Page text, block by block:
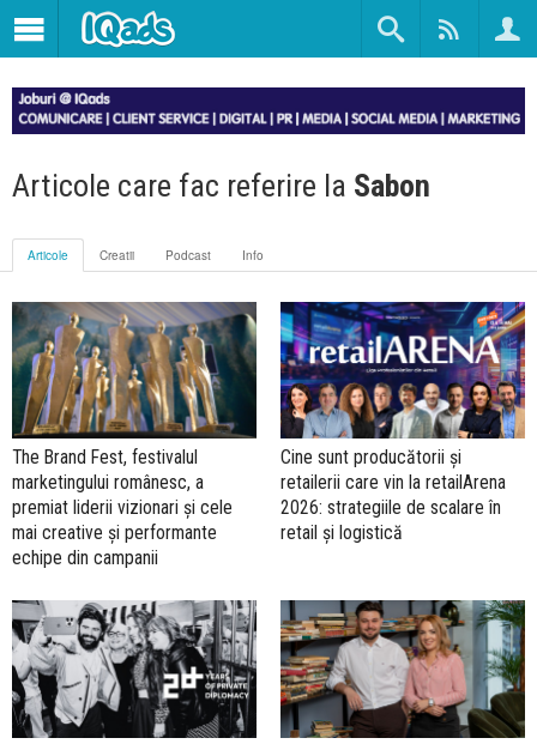
Articole care fac referire la Sabon
Articole Creatii Podcast Info
The Brand Fest, festivalul
marketingului românesc, a
premiat liderii vizionari și cele
mai creative și performante
echipe din campanii
Cine sunt producătorii și
retailerii care vin la retailArena
2026: strategiile de scalare în
retail și logistică